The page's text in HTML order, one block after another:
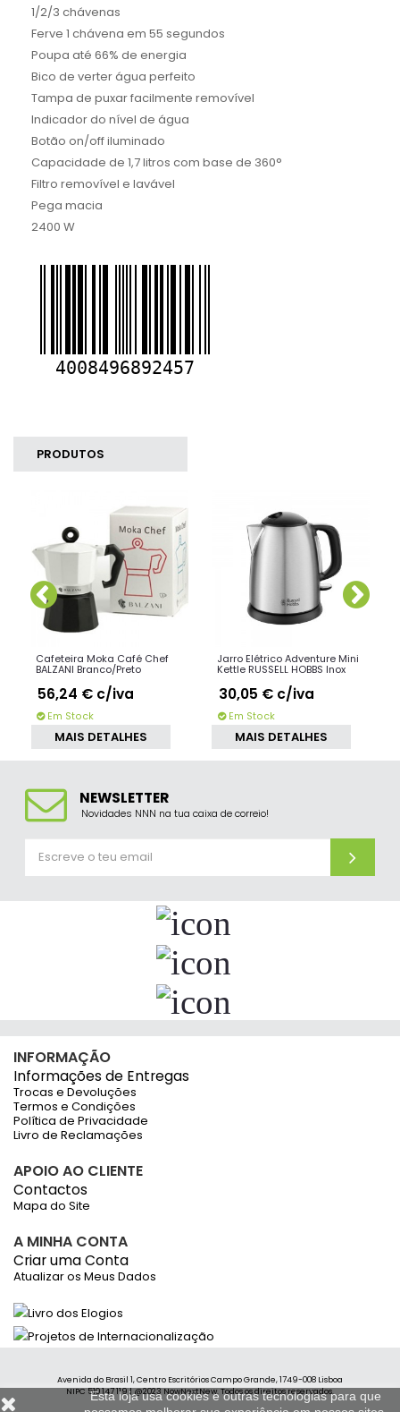
1/2/3 chávenas
Ferve 1 chávena em 55 segundos
Poupa até 66% de energia
Bico de verter água perfeito
Tampa de puxar facilmente removível
Indicador do nível de água
Botão on/off iluminado
Capacidade de 1,7 litros com base de 360°
Filtro removível e lavável
Pega macia
2400 W
PRODUTOS
Cafeteira Moka Café Chef
BALZANI Branco/Preto
56,24 € c/iva
Em Stock
MAIS DETALHES
Jarro Elétrico Adventure Mini
Kettle RUSSELL HOBBS Inox
30,05 € c/iva
Em Stock
MAIS DETALHES
NEWSLETTER
Novidades NNN na tua caixa de correio!
INFORMAÇÃO
Informações de Entregas
Trocas e Devoluções
Termos e Condições
Política de Privacidade
Livro de Reclamações
APOIO AO CLIENTE
Contactos
Mapa do Site
A MINHA CONTA
Criar uma Conta
Atualizar os Meus Dados
Avenida do Brasil 1, Centro Escritórios Campo Grande, 1749-008 Lisboa
NIPC 510 147 119 | @2023 NowNextNew. Todos os direitos reservados.
Esta loja usa cookies e outras tecnologias para que